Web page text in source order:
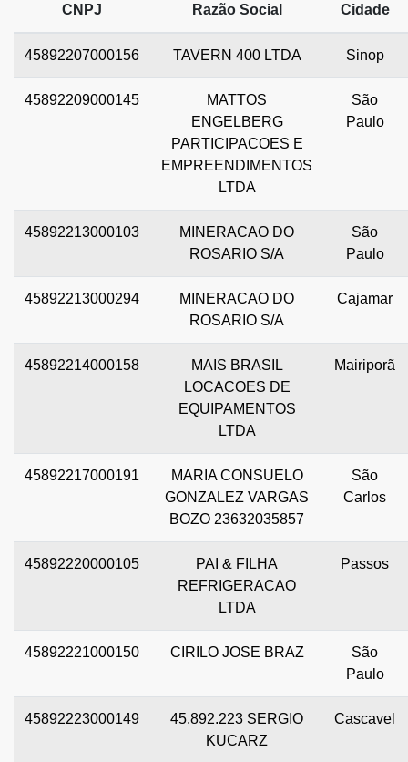
CNPJ Razão Social Cidade
45892207000156 TAVERN 400 LTDA Sinop
45892209000145
MATTOS
ENGELBERG
PARTICIPACOES E
EMPREENDIMENTOS
LTDA
São
Paulo
45892213000103
MINERACAO DO
ROSARIO S/A
São
Paulo
45892213000294
MINERACAO DO
ROSARIO S/A
Cajamar
45892214000158
MAIS BRASIL
LOCACOES DE
EQUIPAMENTOS
LTDA
Mairiporã
45892217000191
MARIA CONSUELO
GONZALEZ VARGAS
BOZO 23632035857
São
Carlos
45892220000105
PAI & FILHA
REFRIGERACAO
LTDA
Passos
45892221000150 CIRILO JOSE BRAZ
São
Paulo
45892223000149
45.892.223 SERGIO
KUCARZ
Cascavel